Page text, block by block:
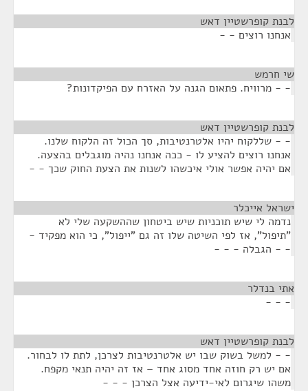
לבנת קופרשטיין דאש
אנחנו רוצים - -
שי חרמש
- - מרוויח. פתאום הגנה על האזרח עם הפיקדונות?
לבנת קופרשטיין דאש
- - שללקוח יהיו אלטרנטיבות, סך הכול זה הלקוח שלנו.
אנחנו רוצים להציע לו - ככה אנחנו נהיה מוגבלים בהצעה.
אם יהיה אפשר אולי איכשהו לשנות את הצעת החוק שכך - -
ישראל אייכלר
נדמה לי שיש תוכניות שיש ביטחון שההשקעה שלי לא
"תיפול", אז לפי השיטה שלו זה גם "ייפול", כי הוא מפקיד -
- - הגבלה - - -
אתי בנדלר
- - -
לבנת קופרשטיין דאש
- - למשל בשוק שבו יש אלטרנטיבות לצרכן, לתת לו לבחור.
אם יש רק חוזה אחד מסוג אחד – אז זה יהיה תנאי מקפח.
משהו שיגרום לאי-ידיעה אצל הצרכן - - -